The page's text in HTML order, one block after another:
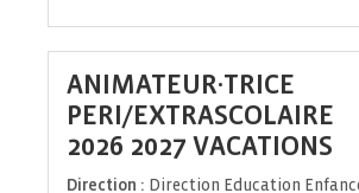
ANIMATEUR·TRICE
PERI/EXTRASCOLAIRE
2026 2027 VACATIONS
Direction : Direction Education